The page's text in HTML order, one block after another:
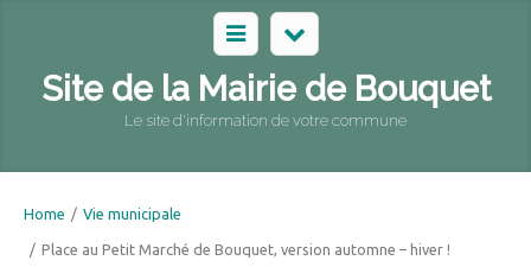
Site de la Mairie de Bouquet
Le site d'information de votre commune
Home / Vie municipale
/ Place au Petit Marché de Bouquet, version automne – hiver !